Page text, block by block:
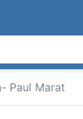
Paul Marat